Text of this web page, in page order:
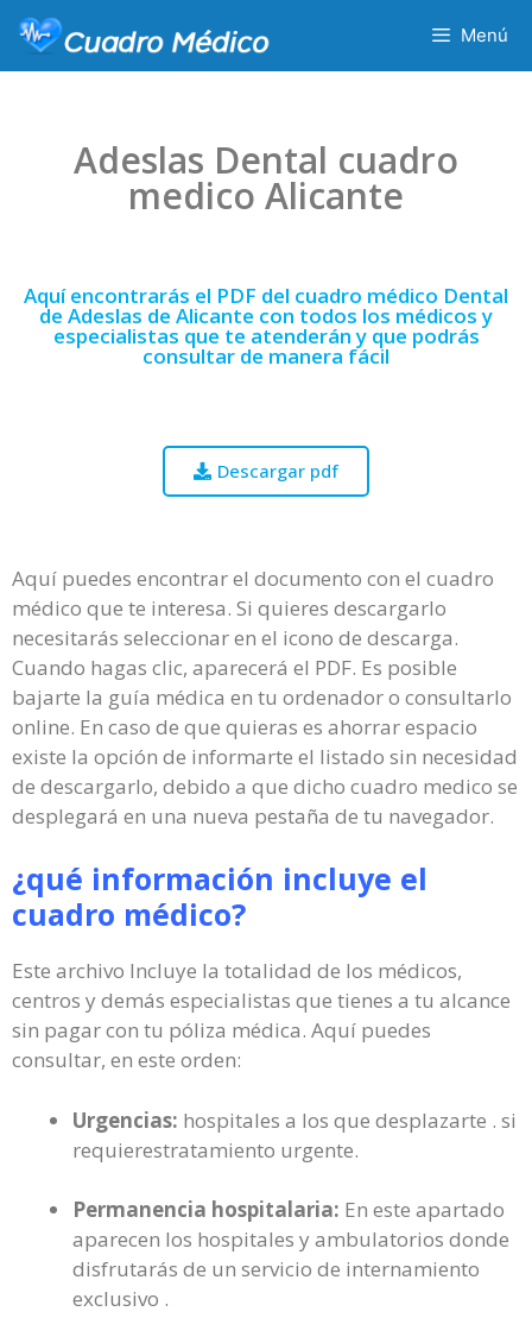
Menú
Adeslas Dental cuadro
medico Alicante
Aquí encontrarás el PDF del cuadro médico Dental
de Adeslas de Alicante con todos los médicos y
especialistas que te atenderán y que podrás
consultar de manera fácil
Descargar pdf
Aquí puedes encontrar el documento con el cuadro
médico que te interesa. Si quieres descargarlo
necesitarás seleccionar en el icono de descarga.
Cuando hagas clic, aparecerá el PDF. Es posible
bajarte la guía médica en tu ordenador o consultarlo
online. En caso de que quieras es ahorrar espacio
existe la opción de informarte el listado sin necesidad
de descargarlo, debido a que dicho cuadro medico se
desplegará en una nueva pestaña de tu navegador.
¿qué información incluye el
cuadro médico?
Este archivo Incluye la totalidad de los médicos,
centros y demás especialistas que tienes a tu alcance
sin pagar con tu póliza médica. Aquí puedes
consultar, en este orden:
Urgencias: hospitales a los que desplazarte . si
requierestratamiento urgente.
Permanencia hospitalaria: En este apartado
aparecen los hospitales y ambulatorios donde
disfrutarás de un servicio de internamiento
exclusivo .